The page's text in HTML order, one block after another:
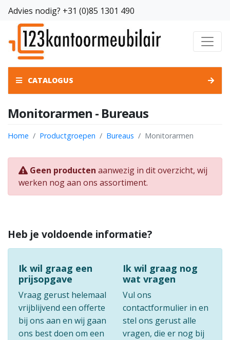
Advies nodig? +31 (0)85 1301 490
CATALOGUS
Monitorarmen - Bureaus
Home Productgroepen Bureaus Monitorarmen
Geen producten aanwezig in dit overzicht, wij
werken nog aan ons assortiment.
Heb je voldoende informatie?
Ik wil graag een
prijsopgave
Vraag gerust helemaal
vrijblijvend een offerte
bij ons aan en wij gaan
ons best doen om een
Ik wil graag nog
wat vragen
Vul ons
contactformulier in en
stel ons gerust alle
vragen, die er nog bij